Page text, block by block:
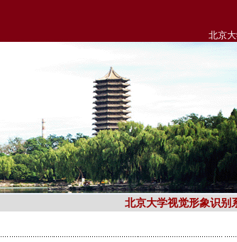
北京
北京大学视觉形象识别